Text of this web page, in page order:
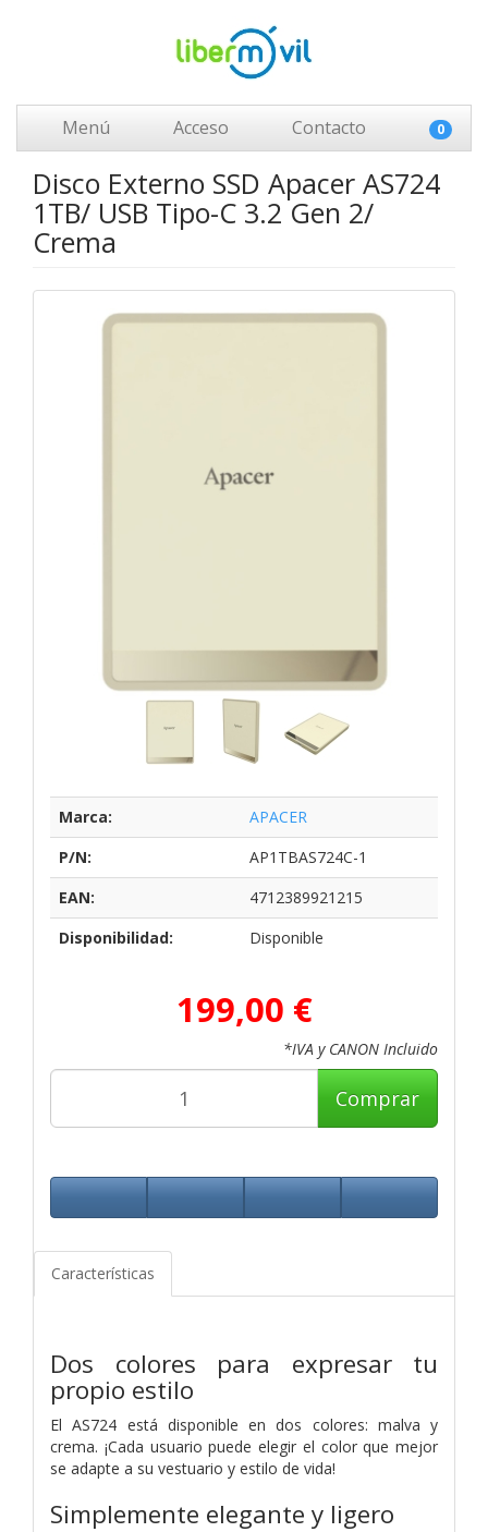
Menú Acceso Contacto 0
Disco Externo SSD Apacer AS724
1TB/ USB Tipo-C 3.2 Gen 2/
Crema
Marca:
APACER
P/N:
AP1TBAS724C-1
EAN:
4712389921215
Disponibilidad:
Disponible
199,00 €
*IVA y CANON Incluido
Comprar
Características
Dos colores para expresar tu
propio estilo
El AS724 está disponible en dos colores: malva y
crema. ¡Cada usuario puede elegir el color que mejor
se adapte a su vestuario y estilo de vida!
Simplemente elegante y ligero